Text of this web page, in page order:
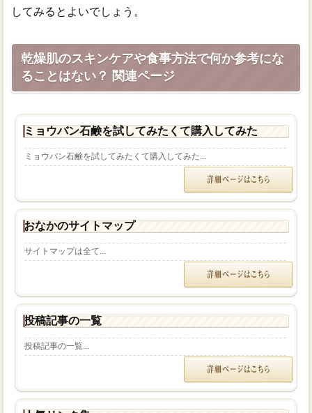
してみるとよいでしょう。
乾燥肌のスキンケアや食事方法で何か参考にな
ることはない？ 関連ページ
ミョウバン石鹸を試してみたくて購入してみた
ミョウバン石鹸を試してみたくて購入してみた...
おなかのサイトマップ
サイトマップは全て...
投稿記事の一覧
投稿記事の一覧...